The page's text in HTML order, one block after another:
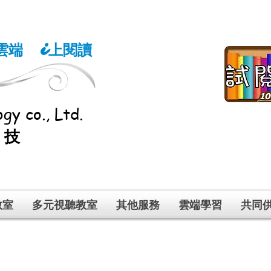
co., Ltd.
端 i上閱讀
室 多元視聽教室 其他服務 雲端學習 共同